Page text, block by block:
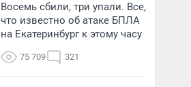
Восемь сбили, три упали. Все,
что известно об атаке БПЛА
на Екатеринбург к этому часу
75 709 321